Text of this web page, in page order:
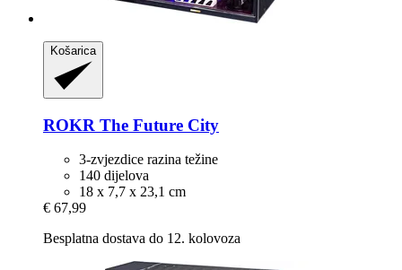
Košarica
ROKR The Future City
3-zvjezdice razina težine
140 dijelova
18 x 7,7 x 23,1 cm
€ 67,99
Besplatna dostava do 12. kolovoza